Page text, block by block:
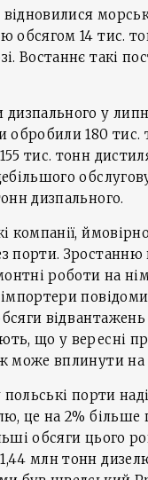
обсягом 14 тис.
Востаннє такі
дизпального у
обробили 180
тис. тонн
дизпального.
компанії,
порти.
роботи на
відвантажень
що у вересні
може вплинути на
польські порти
це на 2% більше
обсяги цього
млн тонн